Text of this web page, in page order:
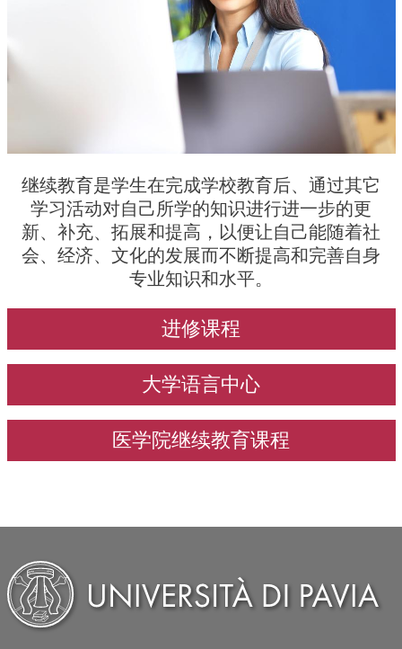
Testo
继续教育是学生在完成学校教育后、通过其它
学习活动对自己所学的知识进行进一步的更
新、补充、拓展和提高，以便让自己能随着社
会、经济、文化的发展而不断提高和完善自身
专业知识和水平。
进修课程
大学语言中心
医学院继续教育课程